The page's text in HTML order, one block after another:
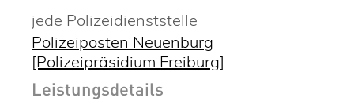
jede Polizeidienststelle
Polizeiposten Neuenburg
[Polizeipräsidium Freiburg]
Leistungsdetails